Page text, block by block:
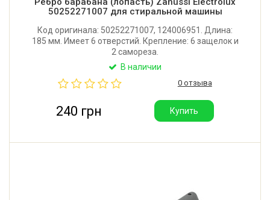
50252271007 для стиральной машины
Код оригинала: 50252271007, 124006951. Длина:
185 мм. Имеет 6 отверстий. Крепление: 6 защелок и
2 самореза.
В наличии
0 отзыва
240 грн Купить